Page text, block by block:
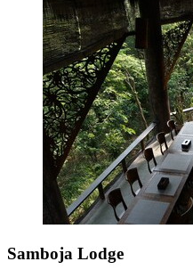
Samboja Lodge